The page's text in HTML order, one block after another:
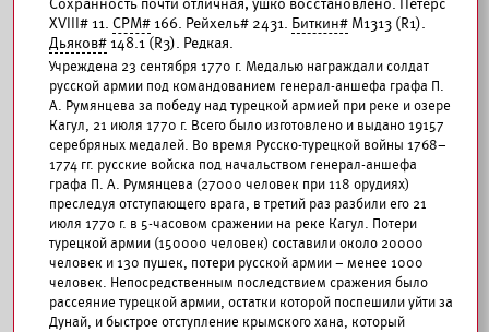
Сохранность почти отличная, ушко восстановлено. Петерс
XVIII# 11. СРМ# 166. Рейхель# 2431. Биткин# М1313 (R1).
Дьяков# 148.1 (R3). Редкая.
Учреждена 23 сентября 1770 г. Медалью награждали солдат
русской армии под командованием генерал-аншефа графа П.
А. Румянцева за победу над турецкой армией при реке и озере
Кагул, 21 июля 1770 г. Всего было изготовлено и выдано 19157
серебряных медалей. Во время Русско-турецкой войны 1768–
1774 гг. русские войска под начальством генерал-аншефа
графа П. А. Румянцева (27000 человек при 118 орудиях)
преследуя отступающего врага, в третий раз разбили его 21
июля 1770 г. в 5-часовом сражении на реке Кагул. Потери
турецкой армии (150000 человек) составили около 20000
человек и 130 пушек, потери русской армии – менее 1000
человек. Непосредственным последствием сражения было
рассеяние турецкой армии, остатки которой поспешили уйти за
Дунай, и быстрое отступление крымского хана, который